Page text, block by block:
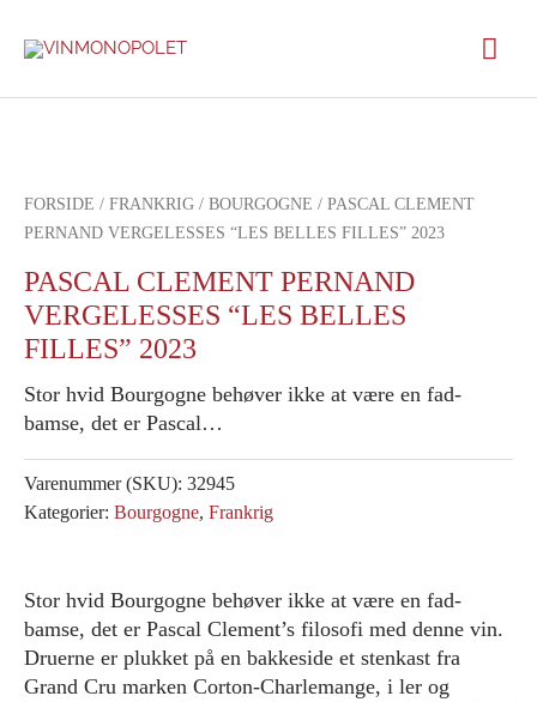
FORSIDE / FRANKRIG / BOURGOGNE / PASCAL CLEMENT
PERNAND VERGELESSES “LES BELLES FILLES” 2023
PASCAL CLEMENT PERNAND
VERGELESSES “LES BELLES
FILLES” 2023
Stor hvid Bourgogne behøver ikke at være en fad-
bamse, det er Pascal…
Varenummer (SKU): 32945
Kategorier: Bourgogne, Frankrig
Stor hvid Bourgogne behøver ikke at være en fad-
bamse, det er Pascal Clement’s filosofi med denne vin.
Druerne er plukket på en bakkeside et stenkast fra
Grand Cru marken Corton-Charlemange, i ler og